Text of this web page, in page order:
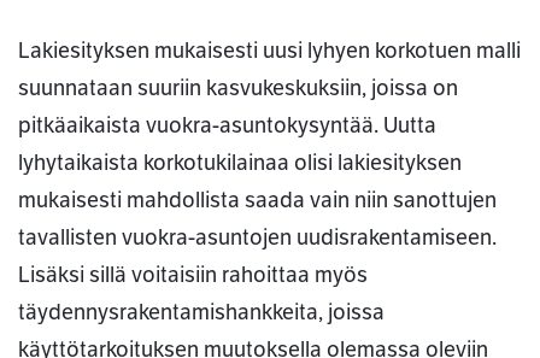
Lakiesityksen mukaisesti uusi lyhyen korkotuen malli
suunnataan suuriin kasvukeskuksiin, joissa on
pitkäaikaista vuokra-asuntokysyntää. Uutta
lyhytaikaista korkotukilainaa olisi lakiesityksen
mukaisesti mahdollista saada vain niin sanottujen
tavallisten vuokra-asuntojen uudisrakentamiseen.
Lisäksi sillä voitaisiin rahoittaa myös
täydennysrakentamishankkeita, joissa
käyttötarkoituksen muutoksella olemassa oleviin